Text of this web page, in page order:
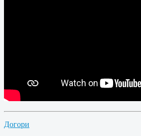
Догори